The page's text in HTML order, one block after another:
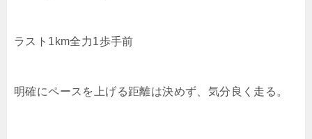
ラスト1km全力1歩手前
明確にペースを上げる距離は決めず、気分良く走る。